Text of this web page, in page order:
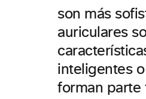
son más
auriculares
inteligentes
forman parte